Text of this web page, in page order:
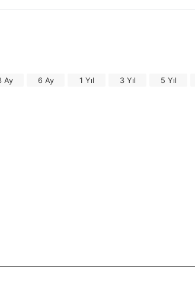
Ay 6 Ay 1 Yıl 3 Yıl 5 Yıl